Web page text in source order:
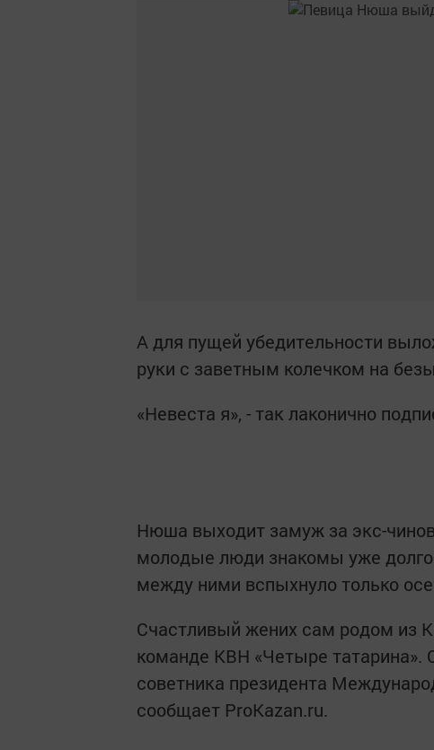
А для пущей убедительности
руки с заветным колечком на
«Невеста я», - так лаконично
Нюша выходит замуж за экс-
молодые люди знакомы уже
между ними вспыхнуло только
Счастливый жених сам родом из
команде КВН «Четыре татарина».
советника президента
сообщает ProKazan.ru.